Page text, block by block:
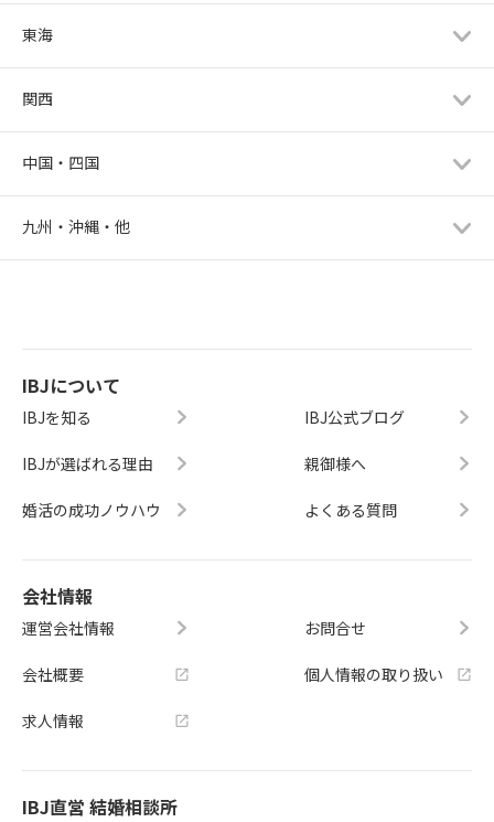
東海
関西
中国・四国
九州・沖縄・他
IBJについて
IBJを知る
IBJが選ばれる理由
婚活の成功ノウハウ
IBJ公式ブログ
親御様へ
よくある質問
会社情報
運営会社情報
会社概要
求人情報
お問合せ
個人情報の取り扱い
IBJ直営 結婚相談所